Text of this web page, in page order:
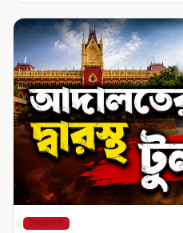
শিরোনাম